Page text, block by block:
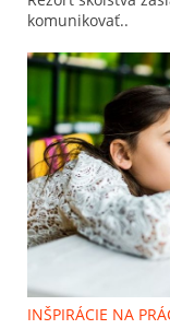
komunikovať..
INŠPIRÁCIE NA